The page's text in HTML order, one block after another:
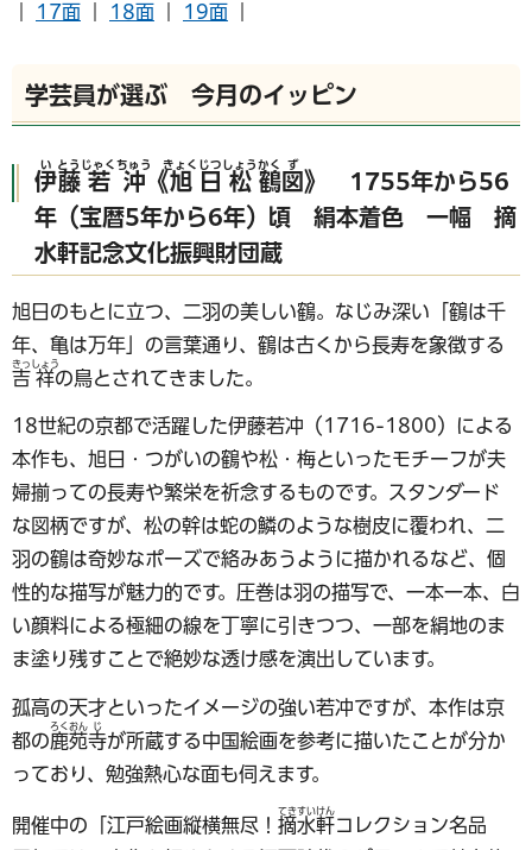
17面 18面 19面
学芸員が選ぶ 今月のイッピン
伊
い
藤
とう
若
じゃく
沖
ちゅう
《旭
きょく
日
じつ
松
しょう
鶴
かく
図
ず
》 1755年から56
年（宝暦5年から6年）頃 絹本着色 一幅 摘
水軒記念文化振興財団蔵
旭日のもとに立つ、二羽の美しい鶴。なじみ深い「鶴は千
年、亀は万年」の言葉通り、鶴は古くから長寿を象徴する
吉
きっ
祥
しょう
の鳥とされてきました。
18世紀の京都で活躍した伊藤若冲（1716-1800）による
本作も、旭日・つがいの鶴や松・梅といったモチーフが夫
婦揃っての長寿や繁栄を祈念するものです。スタンダード
な図柄ですが、松の幹は蛇の鱗のような樹皮に覆われ、二
羽の鶴は奇妙なポーズで絡みあうように描かれるなど、個
性的な描写が魅力的です。圧巻は羽の描写で、一本一本、白
い顔料による極細の線を丁寧に引きつつ、一部を絹地のま
ま塗り残すことで絶妙な透け感を演出しています。
孤高の天才といったイメージの強い若冲ですが、本作は京
都の鹿
ろく
苑
おん
寺
じ
が所蔵する中国絵画を参考に描いたことが分か
っており、勉強熱心な面も伺えます。
開催中の「江戸絵画縦横無尽！ 摘
てき
水
すい
軒
けん
コレクション名品